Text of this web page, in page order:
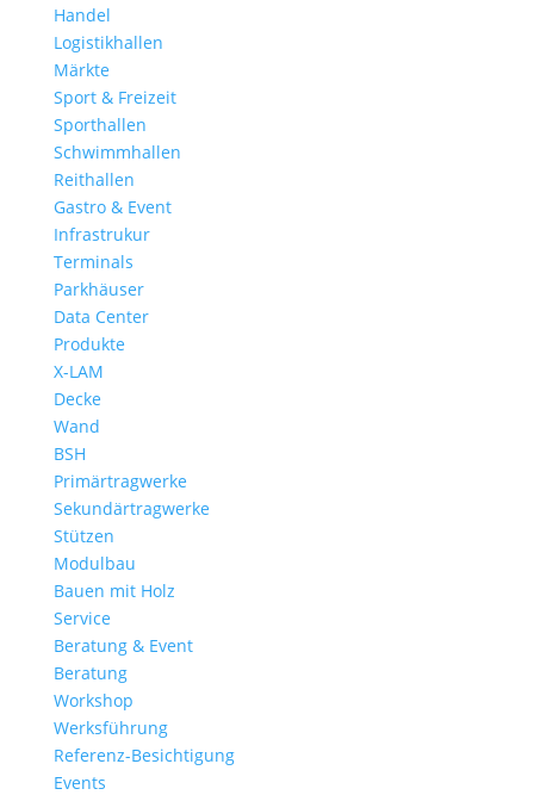
Handel
Logistikhallen
Märkte
Sport & Freizeit
Sporthallen
Schwimmhallen
Reithallen
Gastro & Event
Infrastrukur
Terminals
Parkhäuser
Data Center
Produkte
X-LAM
Decke
Wand
BSH
Primärtragwerke
Sekundärtragwerke
Stützen
Modulbau
Bauen mit Holz
Service
Beratung & Event
Beratung
Workshop
Werksführung
Referenz-Besichtigung
Events